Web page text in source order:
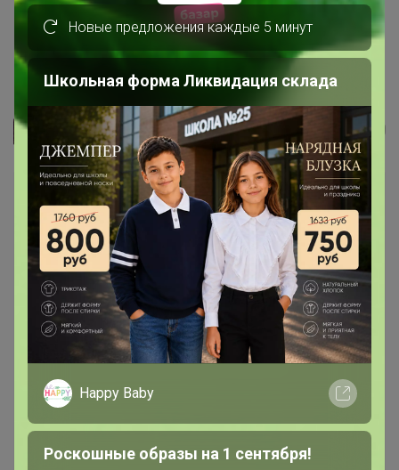
СЛАДКАЯ
СП85 UNIQLO всегда есть РАСПРОДАЖА
ОСЕНЬ-ЗИМА
Мужская ветровка (куртка)...
СЛАДКАЯ
Новые предложения каждые 5 минут
Школьная форма Ликвидация склада
Happy Baby
Роскошные образы на 1 сентября!